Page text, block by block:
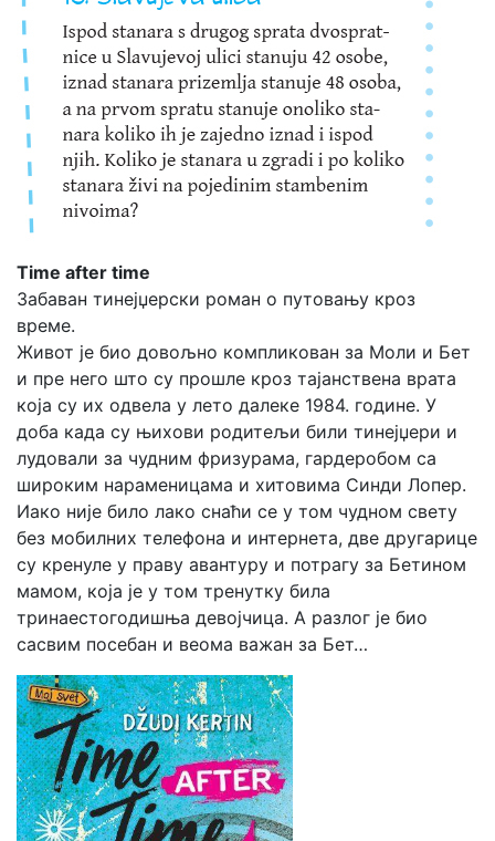
Time after time
Забаван тинејџерски роман о путовању кроз
време.
Живот је био довољно компликован за Моли и Бет
и пре него што су прошле кроз тајанствена врата
која су их одвела у лето далеке 1984. године. У
доба када су њихови родитељи били тинејџери и
лудовали за чудним фризурама, гардеробом са
широким нараменицама и хитовима Синди Лопер.
Иако није било лако снаћи се у том чудном свету
без мобилних телефона и интернета, две другарице
су кренуле у праву авантуру и потрагу за Бетином
мамом, која је у том тренутку била
тринаестогодишња девојчица. А разлог је био
сасвим посебан и веома важан за Бет…